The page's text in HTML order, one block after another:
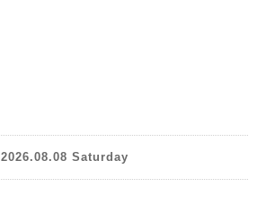
2026.08.08 Saturday